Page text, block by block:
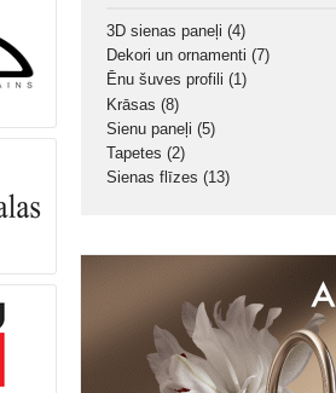
3D sienas paneļi (4)
Dekori un ornamenti (7)
Ēnu šuves profili (1)
Krāsas (8)
Sienu paneļi (5)
Tapetes (2)
Sienas flīzes (13)